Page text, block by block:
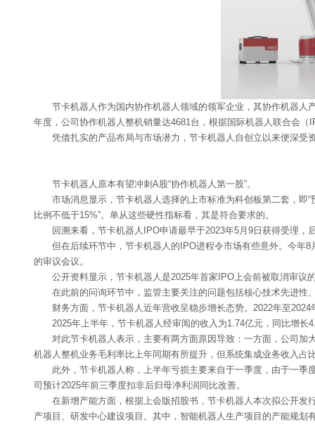
节卡机器人作为国内协作机器人领域的领军企业，其协作机器
年度，公司协作机器人整机销量达4681台，根据国际机器人联合会
凭借扎实的产品布局与市场潜力，节卡机器人自创立以来便深
节卡机器人原本有望冲刺A股“协作机器人第一股”。
市场消息显示，节卡机器人选择的上市标准为科创板第二套，即
比例不低于15%”。单从这些硬性指标看，其是符合要求的。
回溯来看，节卡机器人IPO申请最早于2023年5月9日获得受理，
但在后续环节中，节卡机器人的IPO进程令市场有些意外。今年
的审议会议。
公开资料显示，节卡机器人是2025年首家IPO上会前被取消审
在此前的问询环节中，监管主要关注的问题包括核心技术先进
财务方面，节卡机器人近年营收呈稳步增长态势。2022年至
2025年上半年，节卡机器人经审阅的收入为1.74亿元，同比增
对此节卡机器人表示，主要有两方面原因导致：一方面，公司
机器人整机业务毛利率比上年同期有所提升，但系统集成业务收入
此外，节卡机器人称，上半年亏损主要来自于一季度，由于一
司预计2025年前三季度扣非后归母净利润同比改善。
在新增产能方面，根据上会版招股书，节卡机器人本次拟公开
产项目、研发中心建设项目。其中，智能机器人生产项目的产能规划